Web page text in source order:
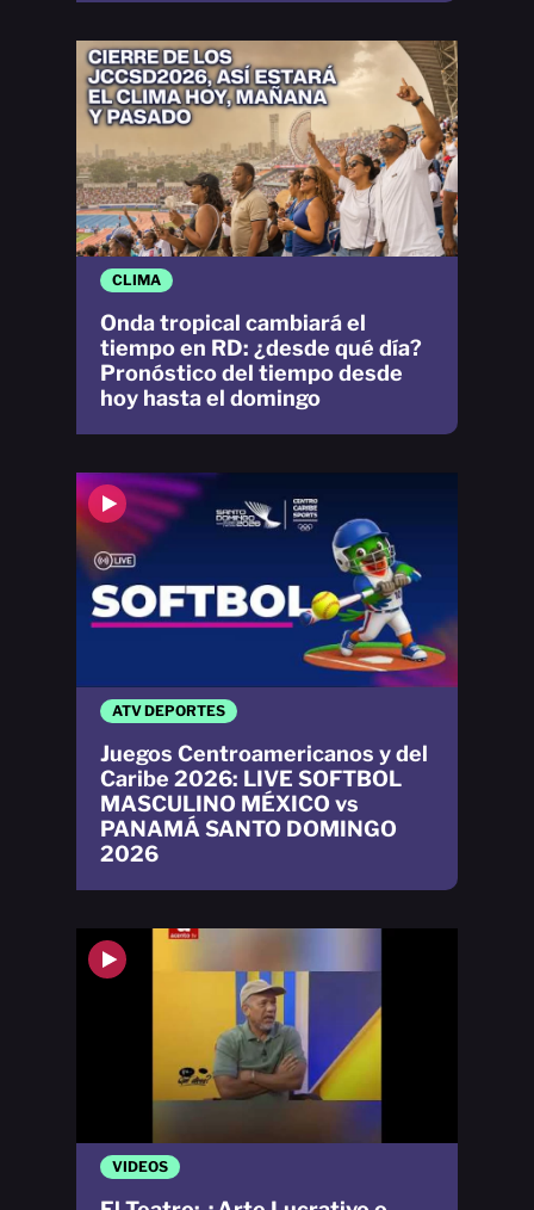
CLIMA
Onda tropical cambiará el
tiempo en RD: ¿desde qué día?
Pronóstico del tiempo desde
hoy hasta el domingo
VIDEOS
ATV DEPORTES
Juegos Centroamericanos y del
Caribe 2026: LIVE SOFTBOL
MASCULINO MÉXICO vs
PANAMÁ SANTO DOMINGO
2026